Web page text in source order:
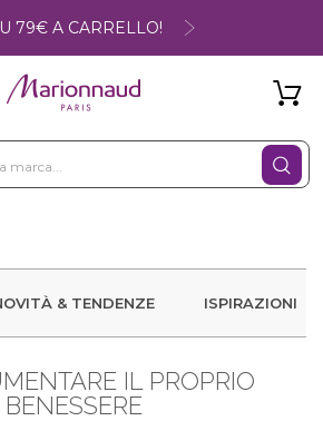
79€ A CARRELLO!
& TENDENZE ISPIRAZIONI
IL PROPRIO
BENESSERE